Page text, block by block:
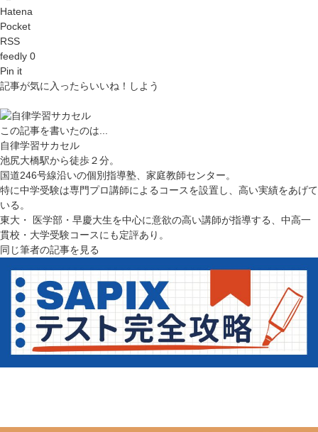
Hatena
Pocket
RSS
feedly 0
Pin it
記事が気に入ったらいいね！しよう
この記事を書いたのは...
自律学習サカセル
池尻大橋駅から徒歩２分。
国道246号線沿いの個別指導塾、家庭教師センター。
特に中学受験は専門プロ講師によるコースを設置し、高い実績をあげて
いる。
東大・ 医学部・早慶大生を中心に意欲の高い講師が指導する、中高一
貫校・大学受験コースにも定評あり。
同じ筆者の記事を見る